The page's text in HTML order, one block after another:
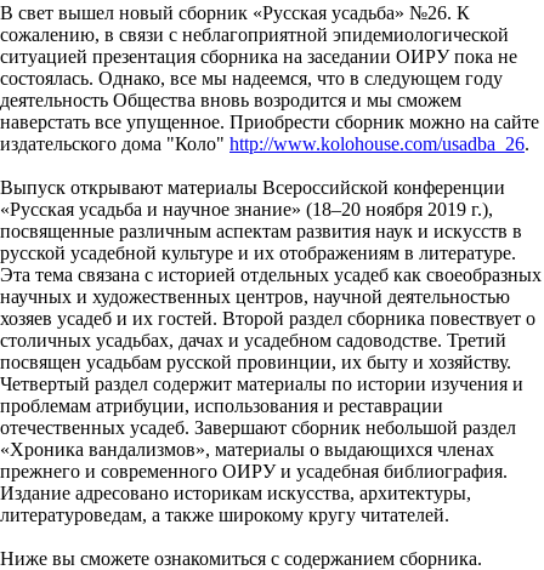
В свет вышел новый сборник «Русская усадьба» №26. К
сожалению, в связи с неблагоприятной эпидемиологической
ситуацией презентация сборника на заседании ОИРУ пока не
состоялась. Однако, все мы надеемся, что в следующем году
деятельность Общества вновь возродится и мы сможем
наверстать все упущенное. Приобрести сборник можно на сайте
издательского дома "Коло" http://www.kolohouse.com/usadba_26.
Выпуск открывают материалы Всероссийской конференции
«Русская усадьба и научное знание» (18–20 ноября 2019 г.),
посвященные различным аспектам развития наук и искусств в
русской усадебной культуре и их отображениям в литературе.
Эта тема связана с историей отдельных усадеб как своеобразных
научных и художественных центров, научной деятельностью
хозяев усадеб и их гостей. Второй раздел сборника повествует о
столичных усадьбах, дачах и усадебном садоводстве. Третий
посвящен усадьбам русской провинции, их быту и хозяйству.
Четвертый раздел содержит материалы по истории изучения и
проблемам атрибуции, использования и реставрации
отечественных усадеб. Завершают сборник небольшой раздел
«Хроника вандализмов», материалы о выдающихся членах
прежнего и современного ОИРУ и усадебная библиография.
Издание адресовано историкам искусства, архитектуры,
литературоведам, а также широкому кругу читателей.
Ниже вы сможете ознакомиться с содержанием сборника.